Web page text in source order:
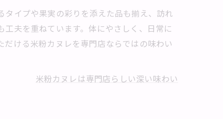
イプや果実の彩りを添えた品も揃え、訪れ
夫を重ねています。体にやさしく、日常に
ける米粉カヌレを専門店ならではの味わい
米粉カヌレは専門店らしい深い味わい